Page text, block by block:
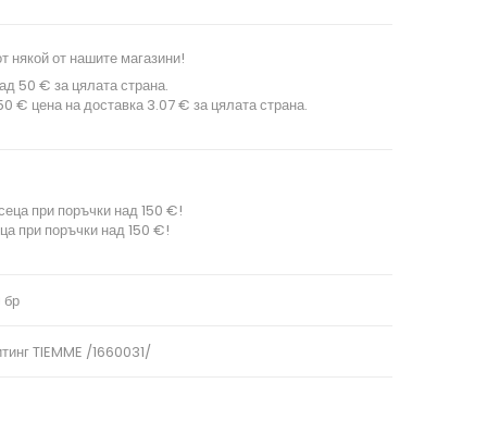
някой от нашите магазини!
50 € за цялата страна.
€ цена на доставка 3.07 € за цялата страна.
при поръчки над 150 €!
при поръчки над 150 €!
бр
TIEMME /1660031/